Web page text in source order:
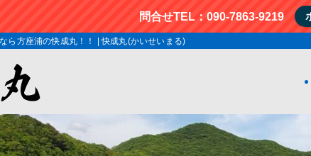
問合せTEL：090-7863-9219
ら方座浦の快成丸！！ | 快成丸(かいせいまる)